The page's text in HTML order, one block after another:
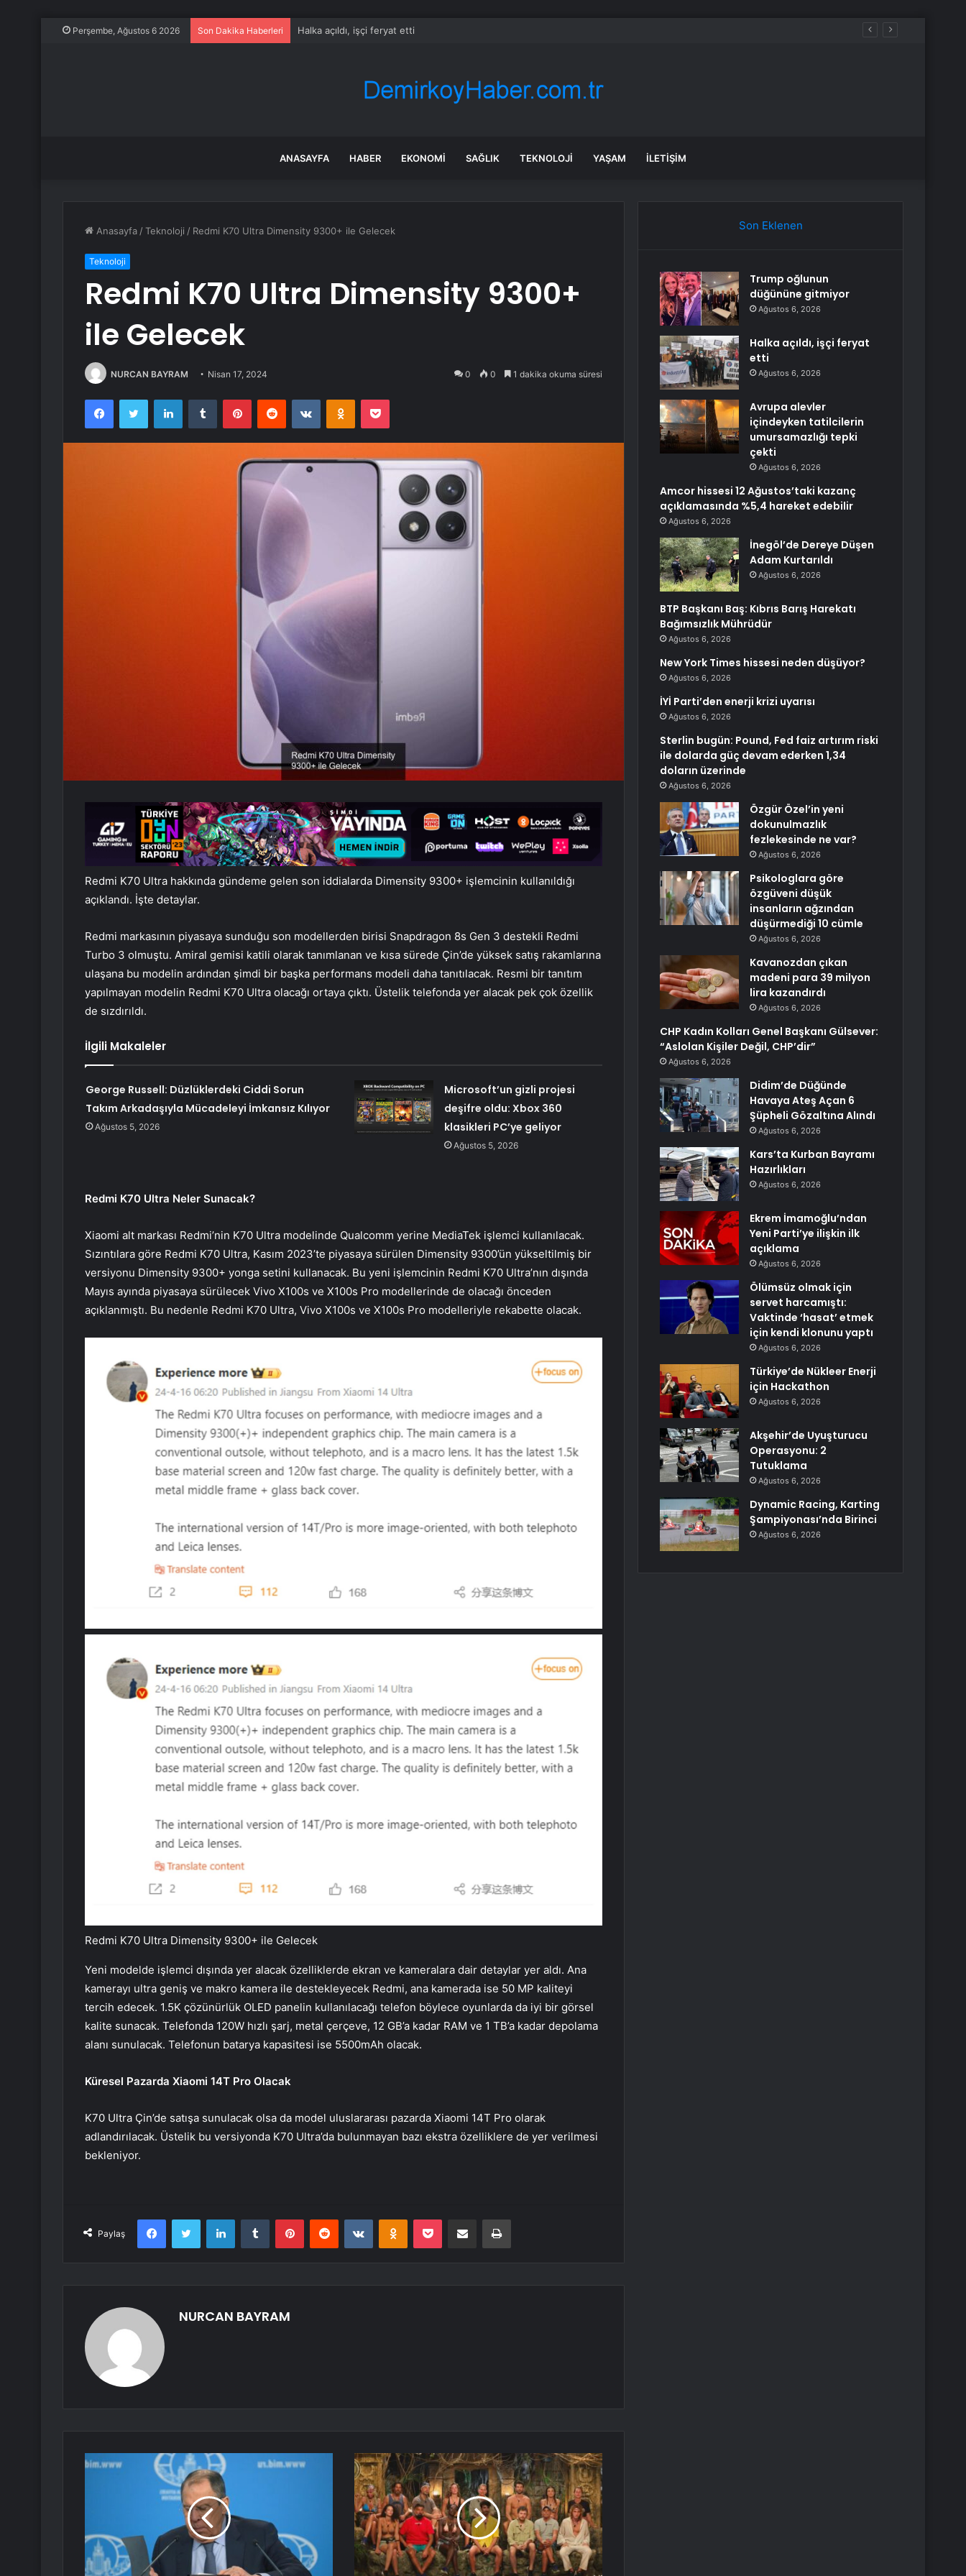
Perşembe, Ağustos 6 2026 Son Dakika Haberleri Halka açıldı, işçi feryat etti
ANASAYFA HABER EKONOMI SAĞLIK TEKNOLOJI YAŞAM İLETIŞIM
Anasayfa /Teknoloji / Redmi K70 Ultra Dimensity 9300+ ile Gelecek
Teknoloji
Redmi K70 Ultra Dimensity 9300+
ile Gelecek
NURCAN BAYRAM Nisan 17, 2024 0 0 1 dakika okuma süresi
FacebookTwitter LinkedInTumblr PinterestReddit VKontakteOdnoklassniki
Pocket
Redmi K70 Ultra hakkında gündeme gelen son iddialarda Dimensity 9300+ işlemcinin kullanıldığı
açıklandı. İşte detaylar.
Redmi markasının piyasaya sunduğu son modellerden birisi Snapdragon 8s Gen 3 destekli Redmi
Turbo 3 olmuştu. Amiral gemisi katili olarak tanımlanan ve kısa sürede Çin’de yüksek satış rakamlarına
ulaşana bu modelin ardından şimdi bir başka performans modeli daha tanıtılacak. Resmi bir tanıtım
yapılmayan modelin Redmi K70 Ultra olacağı ortaya çıktı. Üstelik telefonda yer alacak pek çok özellik
de sızdırıldı.
İlgili Makaleler
George Russell: Düzlüklerdeki Ciddi Sorun
Takım Arkadaşıyla Mücadeleyi İmkansız Kılıyor
Ağustos 5, 2026
Microsoft’un gizli projesi
deşifre oldu: Xbox 360
klasikleri PC’ye geliyor
Ağustos 5, 2026
Redmi K70 Ultra Neler Sunacak?
Xiaomi alt markası Redmi’nin K70 Ultra modelinde Qualcomm yerine MediaTek işlemci kullanılacak.
Sızıntılara göre Redmi K70 Ultra, Kasım 2023’te piyasaya sürülen Dimensity 9300’ün yükseltilmiş bir
versiyonu Dimensity 9300+ yonga setini kullanacak. Bu yeni işlemcinin Redmi K70 Ultra’nın dışında
Mayıs ayında piyasaya sürülecek Vivo X100s ve X100s Pro modellerinde de olacağı önceden
açıklanmıştı. Bu nedenle Redmi K70 Ultra, Vivo X100s ve X100s Pro modelleriyle rekabette olacak.
Redmi K70 Ultra Dimensity 9300+ ile Gelecek
Yeni modelde işlemci dışında yer alacak özelliklerde ekran ve kameralara dair detaylar yer aldı. Ana
kamerayı ultra geniş ve makro kamera ile destekleyecek Redmi, ana kamerada ise 50 MP kaliteyi
tercih edecek. 1.5K çözünürlük OLED panelin kullanılacağı telefon böylece oyunlarda da iyi bir görsel
kalite sunacak. Telefonda 120W hızlı şarj, metal çerçeve, 12 GB’a kadar RAM ve 1 TB’a kadar depolama
alanı sunulacak. Telefonun batarya kapasitesi ise 5500mAh olacak.
Küresel Pazarda Xiaomi 14T Pro Olacak
K70 Ultra Çin’de satışa sunulacak olsa da model uluslararası pazarda Xiaomi 14T Pro olarak
adlandırılacak. Üstelik bu versiyonda K70 Ultra’da bulunmayan bazı ekstra özelliklere de yer verilmesi
bekleniyor.
Paylaş
FacebookTwitter LinkedInTumblr PinterestReddit VKontakteOdnoklassniki
Pocket E-Posta ile paylaş Yazdır
NURCAN BAYRAM
Son Eklenen
Trump oğlunun
düğününe gitmiyor
Ağustos 6, 2026
Halka açıldı, işçi feryat
etti
Ağustos 6, 2026
Avrupa alevler
içindeyken tatilcilerin
umursamazlığı tepki
çekti
Ağustos 6, 2026
Amcor hissesi 12 Ağustos’taki kazanç
açıklamasında %5,4 hareket edebilir
Ağustos 6, 2026
İnegöl’de Dereye Düşen
Adam Kurtarıldı
Ağustos 6, 2026
BTP Başkanı Baş: Kıbrıs Barış Harekatı
Bağımsızlık Mührüdür
Ağustos 6, 2026
New York Times hissesi neden düşüyor?
Ağustos 6, 2026
İYİ Parti’den enerji krizi uyarısı
Ağustos 6, 2026
Sterlin bugün: Pound, Fed faiz artırım riski
ile dolarda güç devam ederken 1,34
doların üzerinde
Ağustos 6, 2026
Özgür Özel’in yeni
dokunulmazlık
fezlekesinde ne var?
Ağustos 6, 2026
Psikologlara göre
özgüveni düşük
insanların ağzından
düşürmediği 10 cümle
Ağustos 6, 2026
Kavanozdan çıkan
madeni para 39 milyon
lira kazandırdı
Ağustos 6, 2026
CHP Kadın Kolları Genel Başkanı Gülsever:
“Aslolan Kişiler Değil, CHP’dir”
Ağustos 6, 2026
Didim’de Düğünde
Havaya Ateş Açan 6
Şüpheli Gözaltına Alındı
Ağustos 6, 2026
Kars’ta Kurban Bayramı
Hazırlıkları
Ağustos 6, 2026
Ekrem İmamoğlu’ndan
Yeni Parti’ye ilişkin ilk
açıklama
Ağustos 6, 2026
Ölümsüz olmak için
servet harcamıştı:
Vaktinde ‘hasat’ etmek
için kendi klonunu yaptı
Ağustos 6, 2026
Türkiye’de Nükleer Enerji
için Hackathon
Ağustos 6, 2026
Akşehir’de Uyuşturucu
Operasyonu: 2
Tutuklama
Ağustos 6, 2026
Dynamic Racing, Karting
Şampiyonası’nda Birinci
Ağustos 6, 2026